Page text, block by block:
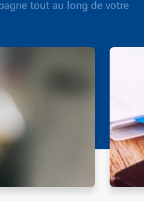
tout au long de votre